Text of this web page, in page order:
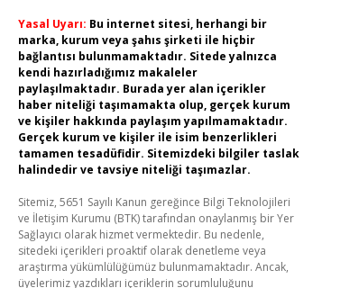
Yasal Uyarı: Bu internet sitesi, herhangi bir
marka, kurum veya şahıs şirketi ile hiçbir
bağlantısı bulunmamaktadır. Sitede yalnızca
kendi hazırladığımız makaleler
paylaşılmaktadır. Burada yer alan içerikler
haber niteliği taşımamakta olup, gerçek kurum
ve kişiler hakkında paylaşım yapılmamaktadır.
Gerçek kurum ve kişiler ile isim benzerlikleri
tamamen tesadüfidir. Sitemizdeki bilgiler taslak
halindedir ve tavsiye niteliği taşımazlar.
Sitemiz, 5651 Sayılı Kanun gereğince Bilgi Teknolojileri
ve İletişim Kurumu (BTK) tarafından onaylanmış bir Yer
Sağlayıcı olarak hizmet vermektedir. Bu nedenle,
sitedeki içerikleri proaktif olarak denetleme veya
araştırma yükümlülüğümüz bulunmamaktadır. Ancak,
üyelerimiz yazdıkları içeriklerin sorumluluğunu